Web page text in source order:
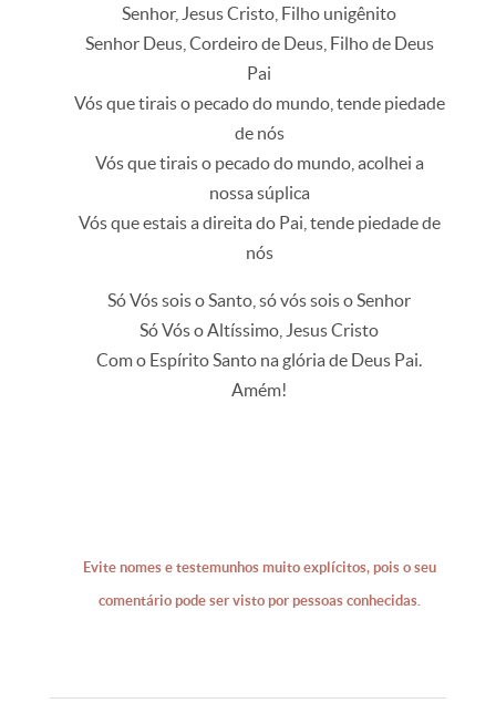
Senhor, Jesus Cristo, Filho unigênito
Senhor Deus, Cordeiro de Deus, Filho de Deus
Pai
Vós que tirais o pecado do mundo, tende piedade
de nós
Vós que tirais o pecado do mundo, acolhei a
nossa súplica
Vós que estais a direita do Pai, tende piedade de
nós
Só Vós sois o Santo, só vós sois o Senhor
Só Vós o Altíssimo, Jesus Cristo
Com o Espírito Santo na glória de Deus Pai.
Amém!
Evite nomes e testemunhos muito explícitos, pois o seu
comentário pode ser visto por pessoas conhecidas.